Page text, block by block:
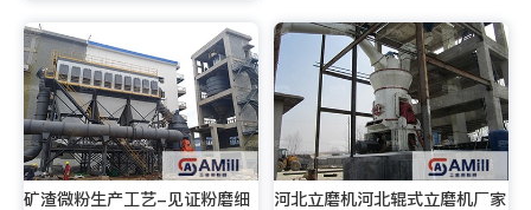
矿渣微粉生产工艺-见证粉磨细
河北立磨机河北辊式立磨机厂家